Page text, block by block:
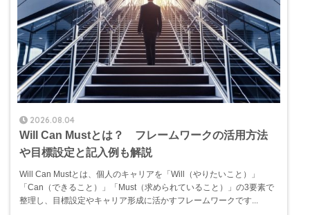
2026.08.04
Will Can Mustとは？ フレームワークの活用方法
や目標設定と記入例も解説
Will Can Mustとは、個人のキャリアを「Will（やりたいこと）」
「Can（できること）」「Must（求められていること）」の3要素で
整理し、目標設定やキャリア形成に活かすフレームワークです...